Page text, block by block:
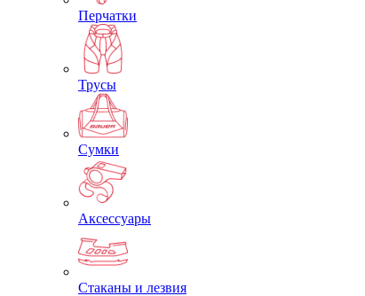
Перчатки
Трусы
Сумки
Аксессуары
Стаканы и лезвия